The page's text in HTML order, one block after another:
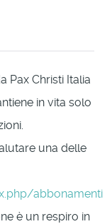
Pax Christi Italia
in vita solo
una delle
abbonamenti
è un respiro in